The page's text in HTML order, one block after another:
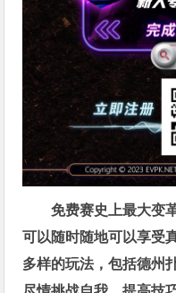
免费赛史上最大变
可以随时随地可以享受
多样的玩法，包括德州